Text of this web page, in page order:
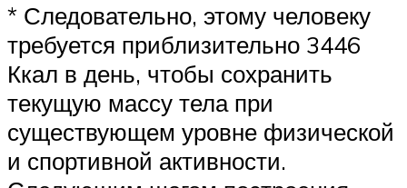
* Следовательно, этому человеку
требуется приблизительно 3446
Ккал в день, чтобы сохранить
текущую массу тела при
существующем уровне физической
и спортивной активности.